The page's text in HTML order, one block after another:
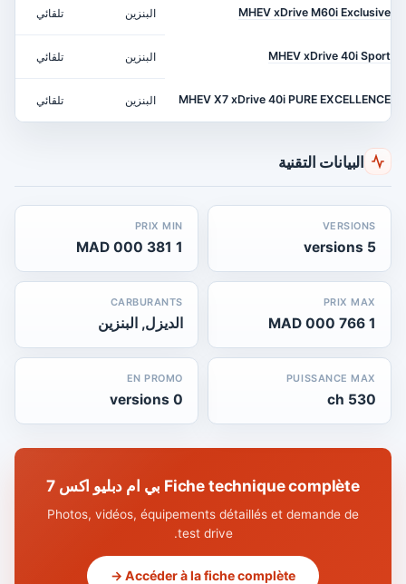
MHEV xDrive M60i Exclusive البنزين تلقائي
MHEV xDrive 40i Sport البنزين تلقائي
MHEV X7 xDrive 40i PURE EXCELLENCE البنزين تلقائي
البيانات التقنية
VERSIONS
5 versions
PRIX MIN
1 381 000 MAD
PRIX MAX
1 766 000 MAD
CARBURANTS
الديزل, البنزين
PUISSANCE MAX
530 ch
EN PROMO
0 versions
Fiche technique complète بي ام دبليو اكس 7
Photos, vidéos, équipements détaillés et demande de
test drive.
Accéder à la fiche complète →